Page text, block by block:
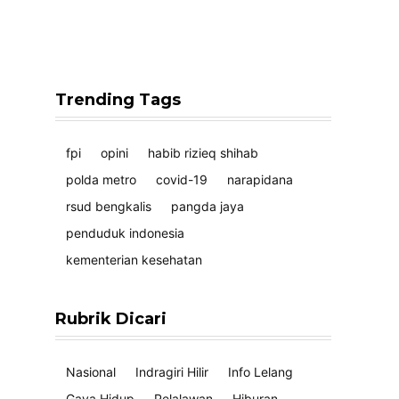
Trending Tags
fpi opini
habib rizieq shihab
polda metro
covid-19
narapidana
rsud bengkalis
pangda jaya
penduduk indonesia
kementerian kesehatan
Rubrik Dicari
Nasional Indragiri Hilir
Info Lelang